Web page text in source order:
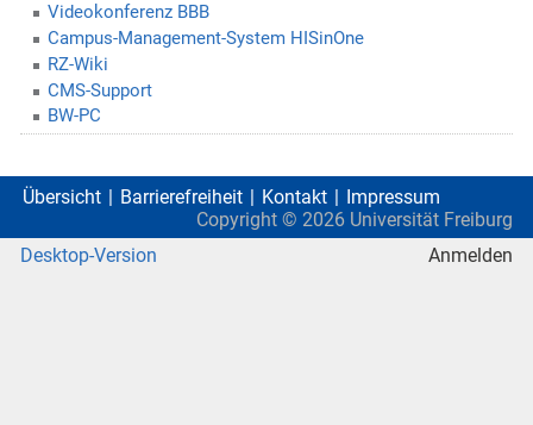
Videokonferenz BBB
Campus-Management-System HISinOne
RZ-Wiki
CMS-Support
BW-PC
Übersicht Barrierefreiheit Kontakt
Impressum
Copyright © 2026 Universität Freiburg
Desktop-Version
Anmelden